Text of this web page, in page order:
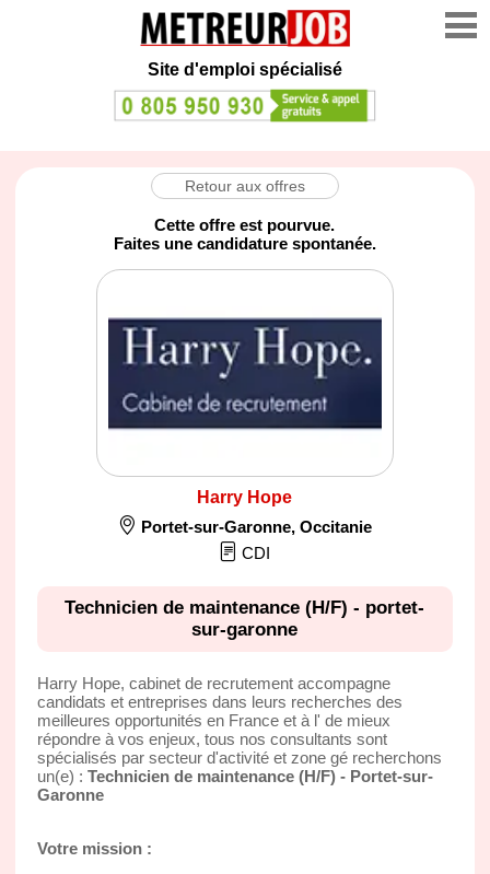
Site d'emploi spécialisé
Retour aux offres
Cette offre est pourvue.
Faites une candidature spontanée.
Harry Hope
Portet-sur-Garonne, Occitanie
CDI
Technicien de maintenance (H/F) - portet-
sur-garonne
Harry Hope, cabinet de recrutement accompagne
candidats et entreprises dans leurs recherches des
meilleures opportunités en France et à l' de mieux
répondre à vos enjeux, tous nos consultants sont
spécialisés par secteur d'activité et zone gé recherchons
un(e) : Technicien de maintenance (H/F) - Portet-sur-
Garonne
Votre mission :